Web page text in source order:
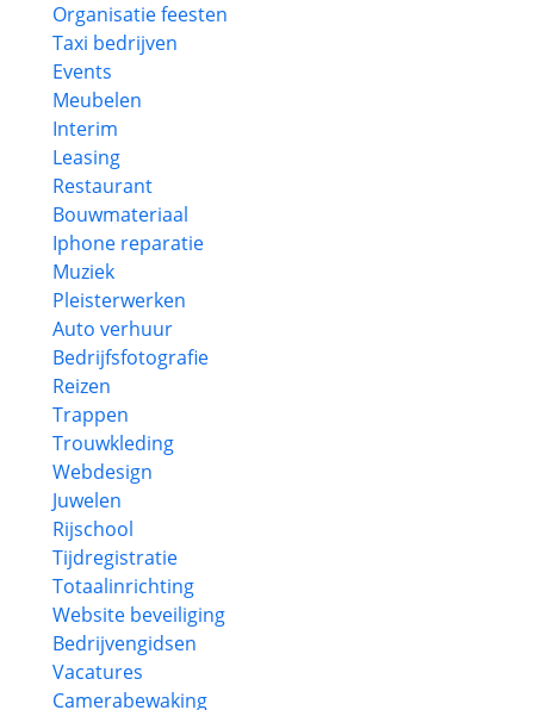
Organisatie feesten
Taxi bedrijven
Events
Meubelen
Interim
Leasing
Restaurant
Bouwmateriaal
Iphone reparatie
Muziek
Pleisterwerken
Auto verhuur
Bedrijfsfotografie
Reizen
Trappen
Trouwkleding
Webdesign
Juwelen
Rijschool
Tijdregistratie
Totaalinrichting
Website beveiliging
Bedrijvengidsen
Vacatures
Camerabewaking